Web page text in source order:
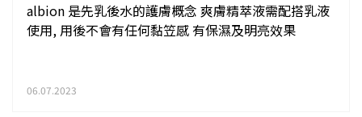
albion 是先乳後水的護膚概念 爽膚精萃液需配搭乳液
使用, 用後不會有任何黏笠感 有保濕及明亮效果
06.07.2023